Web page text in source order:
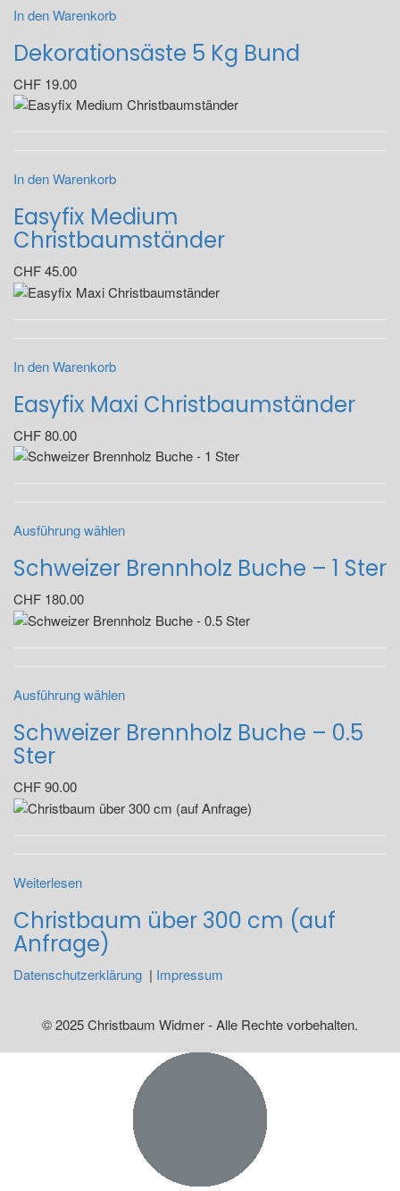
In den Warenkorb
Dekorationsäste 5 Kg Bund
CHF 19.00
In den Warenkorb
Easyfix Medium
Christbaumständer
CHF45.00
In den Warenkorb
Easyfix Maxi Christbaumständer
CHF80.00
Ausführung wählen
Schweizer Brennholz Buche – 1 Ster
CHF 180.00
Ausführung wählen
Schweizer Brennholz Buche – 0.5
Ster
CHF90.00
Weiterlesen
Christbaum über 300 cm (auf
Anfrage)
Datenschutzerklärung | Impressum
© 2025 Christbaum Widmer - Alle Rechte vorbehalten.